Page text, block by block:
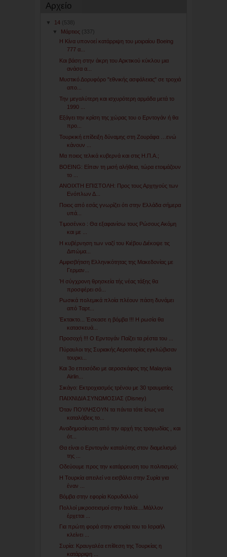
Αρχείο
▼ 14 (538)
▼
Μάρτιος (337)
H Kίνα υπονοεί κατάρριψη του μοιραίου Boeing
777 α...
Και βάση στην άκρη του Αρκτικού κύκλου μια
ανάσα α...
Μυστικό Δορυφόρο "εθνικής ασφάλειας" σε τροχιά
απο...
Την μεγαλύτερη και ισχυρότερη αρμάδα μετά το
1990 ...
Εξάγει την κρίση της χώρας του ο Ερντογάν ή θα
προ...
Τουρκική επίδειξη δύναμης στη Ζουράφα …ενώ
κάνουν ...
Μα ποιος τελικά κυβερνά και στις Η.Π.Α.;
BOEING: Είπαν τη μισή αλήθεια, τώρα ετοιμάζουν
το ...
ΑΝΟΙΧΤΗ ΕΠΙΣΤΟΛΗ: Προς τους Αρχηγούς των
Ενόπλων Δ...
Ποιος από εσάς γνωρίζει ότι στην Ελλάδα σήμερα
υπά...
Τιμοσένκο : Θα εξαφανίσω τους Ρώσους Ακόμη
και με ...
Η κυβέρνηση των ναζί του Κιέβου Διέκοψε τις
Διπώμα...
Αμφισβήτιση Ελληνικότητας της Μακεδονίας με
Γερμαν...
Ή σύγχρονη θρησκεία τής νέας τάξης θα
προσφέρει σό...
Ρωσικά πολεμικά πλοία πλέουν πάση δυνάμει
από Ταρτ...
Έκτακτο... Έσκασε η βόμβα !!! Η ρωσία θα
κατασκευά...
Προσοχή !!! Ο Ερντογάν Παίζει τα ρέστα του ...
Πύραυλοι της Συριακής Αεροπορίας εγκλώβισαν
τουρκι...
Και 3ο επεισόδιο με αεροσκάφος της Malaysia
Airlin...
Σικάγο: Εκτροχιασμός τρένου με 30 τραυματίες
ΠΑΙΧΝΙΔΙΑ ΣΥΝΩΜΟΣΙΑΣ (Disney)
Όταν ΠΟΥΛΗΣΟΥΝ τα πάντα τότε ίσως να
καταλάβεις το...
Αναδημοσίευση από την αρχή της τραγωδίας , και
ότ...
Θα είναι ο Ερντογάν καταλύτης στον διαμελισμό
της ...
Οδεύουμε προς την κατάρρευση του πολιτισμού;
Η Τουρκία απειλεί να εισβάλει στην Συρία για
έναν ...
Βόμβα στην εφορία Κορυδαλλού
Πολλοί μικροσεισμοί στην Ιταλία....Μάλλον
έρχεται ...
Για πρώτη φορά στην ιστορία του το Ισραήλ
κλείνει ...
Συρία: Κραυγαλέα επίθεση της Τουρκίας η
κατάρριψη ...